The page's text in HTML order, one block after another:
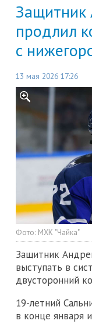
Защитник
продлил
с
13 мая 2026 17:26
Фото: МХК "Чайка"
Защитник
выступать в
двусторонний
19-летний
в конце января